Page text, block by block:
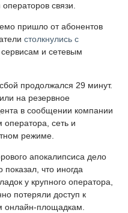
связи.
пришло от абонентов
столкнулись с
и сетевым
продолжался 29 минут.
на резервное
в сообщении компании
сеть и
режиме.
апокалипсиса дело
что иногда
у крупного оператора,
потеряли доступ к
онлайн-площадкам.